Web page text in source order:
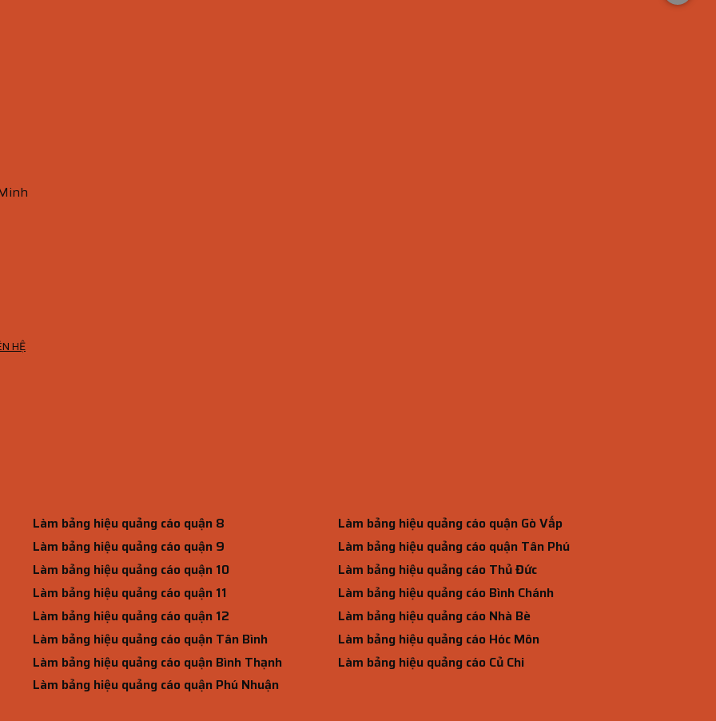
HỆ
Làm bảng hiệu quảng cáo quận 8
Làm bảng hiệu quảng cáo quận Gò Vấp
Làm bảng hiệu quảng cáo quận 9
Làm bảng hiệu quảng cáo quận Tân Phú
Làm bảng hiệu quảng cáo quận 10
Làm bảng hiệu quảng cáo Thủ Đức
Làm bảng hiệu quảng cáo quận 11
Làm bảng hiệu quảng cáo Bình Chánh
Làm bảng hiệu quảng cáo quận 12
Làm bảng hiệu quảng cáo Nhà Bè
Làm bảng hiệu quảng cáo quận Tân Bình
Làm bảng hiệu quảng cáo Hóc Môn
Làm bảng hiệu quảng cáo quận Bình Thạnh
Làm bảng hiệu quảng cáo Củ Chi
Làm bảng hiệu quảng cáo quận Phú Nhuận